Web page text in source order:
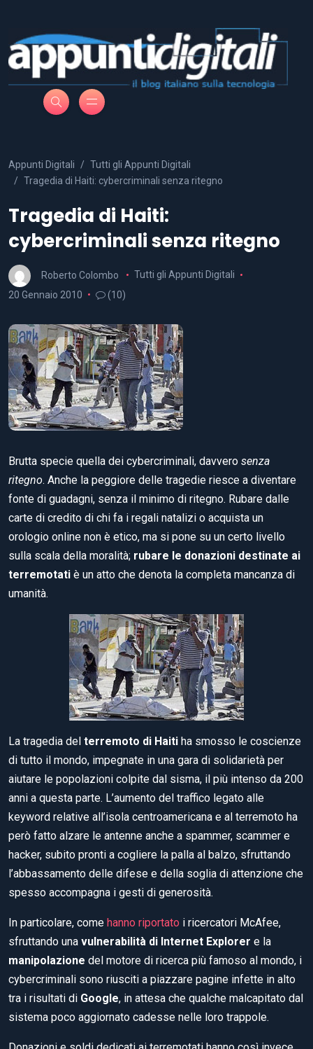
Appunti Digitali
Tutti gli Appunti Digitali
Tragedia di Haiti: cybercriminali senza ritegno
Tragedia di Haiti:
cybercriminali senza ritegno
Roberto Colombo
Tutti gli Appunti Digitali
20 Gennaio 2010
(10)
Brutta specie quella dei cybercriminali, davvero senza
ritegno. Anche la peggiore delle tragedie riesce a diventare
fonte di guadagni, senza il minimo di ritegno. Rubare dalle
carte di credito di chi fa i regali natalizi o acquista un
orologio online non è etico, ma si pone su un certo livello
sulla scala della moralità; rubare le donazioni destinate ai
terremotati è un atto che denota la completa mancanza di
umanità.
La tragedia del terremoto di Haiti ha smosso le coscienze
di tutto il mondo, impegnate in una gara di solidarietà per
aiutare le popolazioni colpite dal sisma, il più intenso da 200
anni a questa parte. L’aumento del traffico legato alle
keyword relative all’isola centroamericana e al terremoto ha
però fatto alzare le antenne anche a spammer, scammer e
hacker, subito pronti a cogliere la palla al balzo, sfruttando
l’abbassamento delle difese e della soglia di attenzione che
spesso accompagna i gesti di generosità.
In particolare, come hanno riportato i ricercatori McAfee,
sfruttando una vulnerabilità di Internet Explorer e la
manipolazione del motore di ricerca più famoso al mondo, i
cybercriminali sono riusciti a piazzare pagine infette in alto
tra i risultati di Google, in attesa che qualche malcapitato dal
sistema poco aggiornato cadesse nelle loro trappole.